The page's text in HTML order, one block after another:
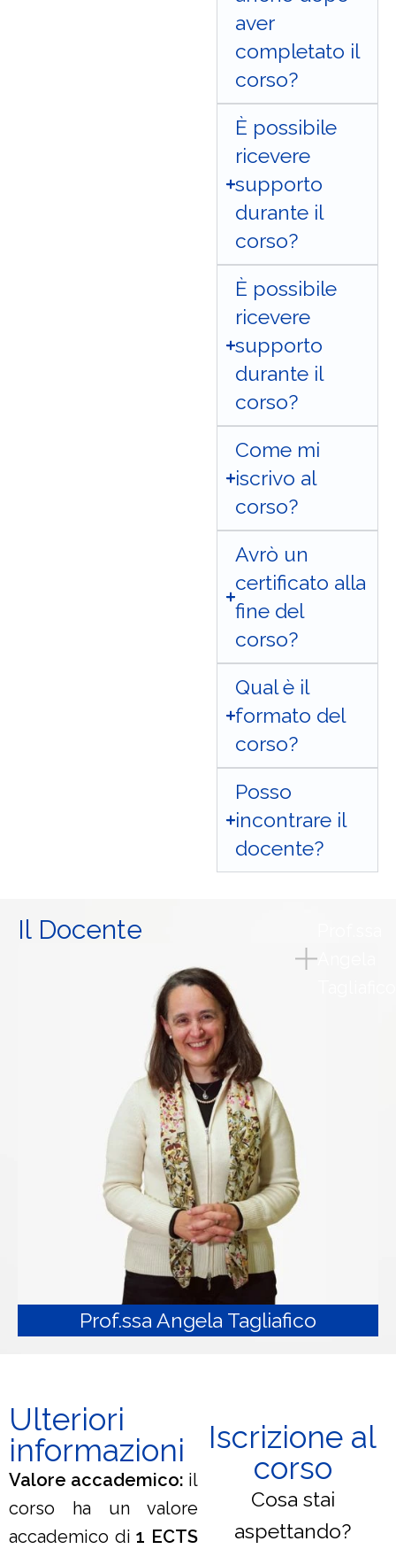
aver
completato il
corso?
È possibile
ricevere
supporto
durante il
corso?
È possibile
ricevere
supporto
durante il
corso?
Come mi
iscrivo al
corso?
Avrò un
certificato alla
fine del
corso?
Qual è il
formato del
corso?
Posso
incontrare il
docente?
Il Docente
Prof.ssa Angela Tagliafico
Ulteriori
informazioni
Valore accademico: il
corso ha un valore
accademico di1 ECTS
Iscrizione al
corso
Cosa stai
aspettando?